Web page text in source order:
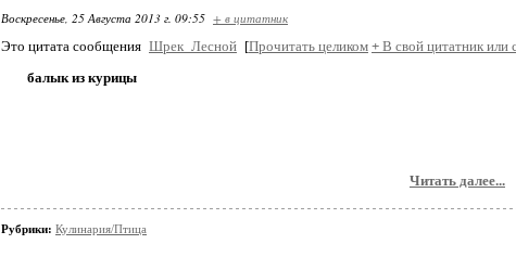
Воскресенье, 25 Августа 2013 г. 09:55 + в цитатник
Это цитата сообщения Шрек_Лесной [Прочитать целиком + В свой цитатник или
балык из курицы
Читать далее...
Рубрики: Кулинария/Птица